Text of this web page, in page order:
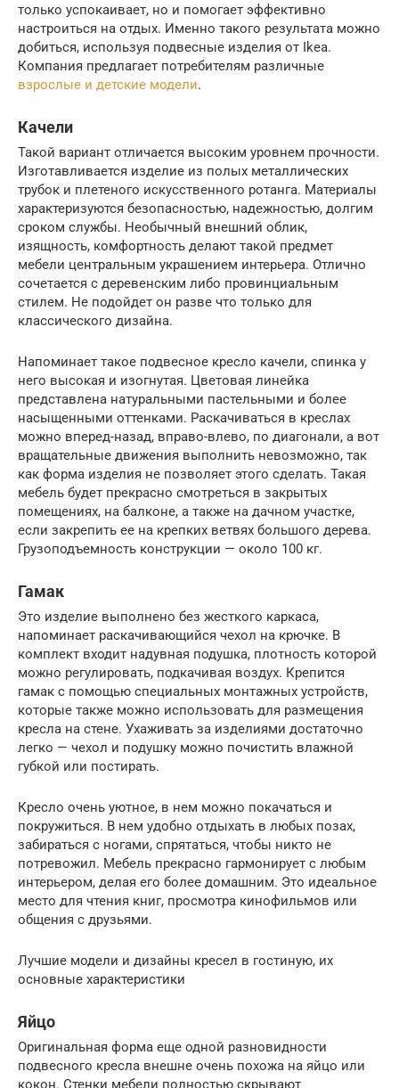
только успокаивает, но и помогает эффективно
настроиться на отдых. Именно такого результата можно
добиться, используя подвесные изделия от Ikea.
Компания предлагает потребителям различные
взрослые и детские модели.
Качели
Такой вариант отличается высоким уровнем прочности.
Изготавливается изделие из полых металлических
трубок и плетеного искусственного ротанга. Материалы
характеризуются безопасностью, надежностью, долгим
сроком службы. Необычный внешний облик,
изящность, комфортность делают такой предмет
мебели центральным украшением интерьера. Отлично
сочетается с деревенским либо провинциальным
стилем. Не подойдет он разве что только для
классического дизайна.
Напоминает такое подвесное кресло качели, спинка у
него высокая и изогнутая. Цветовая линейка
представлена натуральными пастельными и более
насыщенными оттенками. Раскачиваться в креслах
можно вперед-назад, вправо-влево, по диагонали, а вот
вращательные движения выполнить невозможно, так
как форма изделия не позволяет этого сделать. Такая
мебель будет прекрасно смотреться в закрытых
помещениях, на балконе, а также на дачном участке,
если закрепить ее на крепких ветвях большого дерева.
Грузоподъемность конструкции — около 100 кг.
Гамак
Это изделие выполнено без жесткого каркаса,
напоминает раскачивающийся чехол на крючке. В
комплект входит надувная подушка, плотность которой
можно регулировать, подкачивая воздух. Крепится
гамак с помощью специальных монтажных устройств,
которые также можно использовать для размещения
кресла на стене. Ухаживать за изделиями достаточно
легко — чехол и подушку можно почистить влажной
губкой или постирать.
Кресло очень уютное, в нем можно покачаться и
покружиться. В нем удобно отдыхать в любых позах,
забираться с ногами, спрятаться, чтобы никто не
потревожил. Мебель прекрасно гармонирует с любым
интерьером, делая его более домашним. Это идеальное
место для чтения книг, просмотра кинофильмов или
общения с друзьями.
Лучшие модели и дизайны кресел в гостиную, их
основные характеристики
Яйцо
Оригинальная форма еще одной разновидности
подвесного кресла внешне очень похожа на яйцо или
кокон. Стенки мебели полностью скрывают